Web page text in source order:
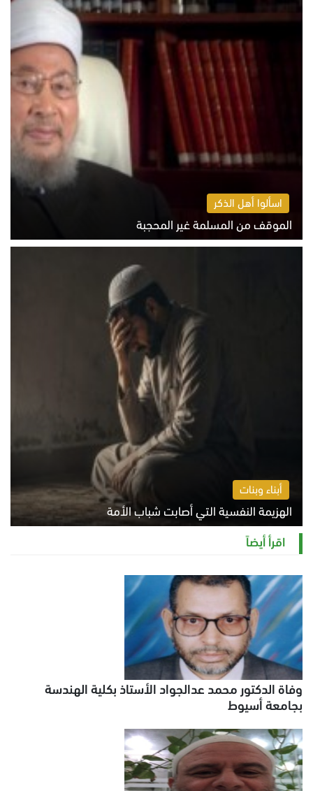
اسألوا أهل الذكر
الموقف من المسلمة غير المحجبة
الخميس 6 أغسطس 2026 10:45 ص
أبناء وبنات
الهزيمة النفسية التي أصابت شباب الأمة
الخميس 6 أغسطس 2026 11:12 ص
اقرأ أيضاً
وفاة الدكتور محمد عدالجواد الأستاذ بكلية الهندسة
بجامعة أسيوط